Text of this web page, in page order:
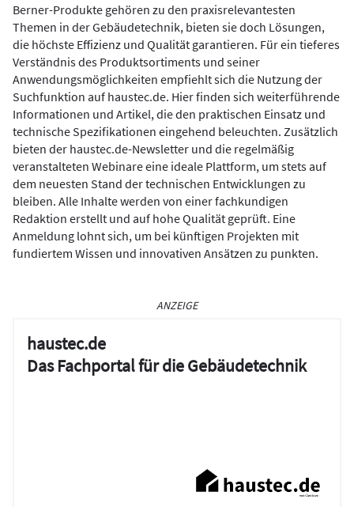
Berner-Produkte gehören zu den praxisrelevantesten
Themen in der Gebäudetechnik, bieten sie doch Lösungen,
die höchste Effizienz und Qualität garantieren. Für ein tieferes
Verständnis des Produktsortiments und seiner
Anwendungsmöglichkeiten empfiehlt sich die Nutzung der
Suchfunktion auf haustec.de. Hier finden sich weiterführende
Informationen und Artikel, die den praktischen Einsatz und
technische Spezifikationen eingehend beleuchten. Zusätzlich
bieten der haustec.de-Newsletter und die regelmäßig
veranstalteten Webinare eine ideale Plattform, um stets auf
dem neuesten Stand der technischen Entwicklungen zu
bleiben. Alle Inhalte werden von einer fachkundigen
Redaktion erstellt und auf hohe Qualität geprüft. Eine
Anmeldung lohnt sich, um bei künftigen Projekten mit
fundiertem Wissen und innovativen Ansätzen zu punkten.
ANZEIGE
haustec.de
Das Fachportal für die Gebäudetechnik